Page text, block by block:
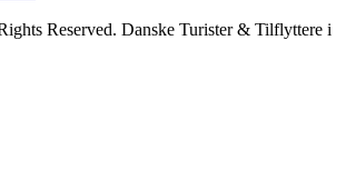
Reserved. Danske Turister & Tilflyttere i